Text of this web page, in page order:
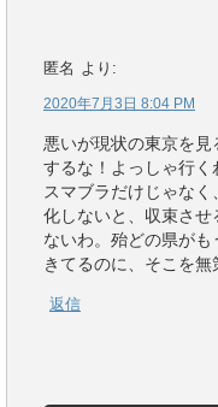
匿名 より:
2020年7月3日 8:04 PM
悪いが現状の東京を
するな！よっしゃ行
スマブラだけじゃな
化しないと、収束さ
ないわ。殆どの県が
きてるのに、そこを
返信